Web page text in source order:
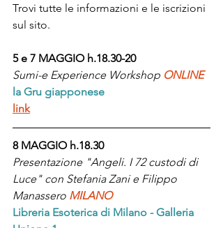
Trovi tutte le informazioni e le iscrizioni
sul sito.
5 e 7 MAGGIO h.18.30-20
Sumi-e Experience Workshop ONLINE
la Gru giapponese
link
8 MAGGIO h.18.30
Presentazione "Angeli. I 72 custodi di
Luce" con Stefania Zani e Filippo
Manassero MILANO
Libreria Esoterica di Milano - Galleria